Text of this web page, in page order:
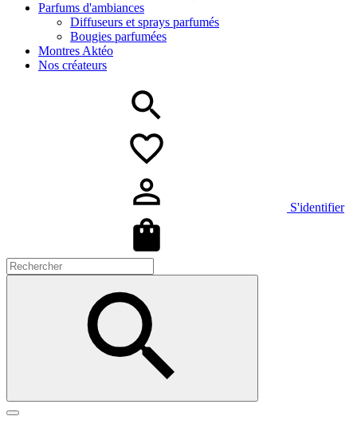
Parfums d'ambiances
Diffuseurs et sprays parfumés
Bougies parfumées
Montres Aktéo
Nos créateurs
S'identifier